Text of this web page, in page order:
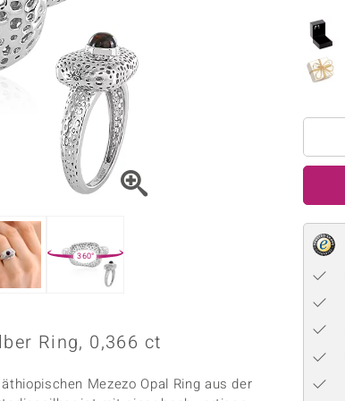
♦ Silberanhänger
Türkis
Blau
Trends & Classics
Vitale Minerale
360°
Ring, 0,366 ct
Mezezo Opal Ring aus der